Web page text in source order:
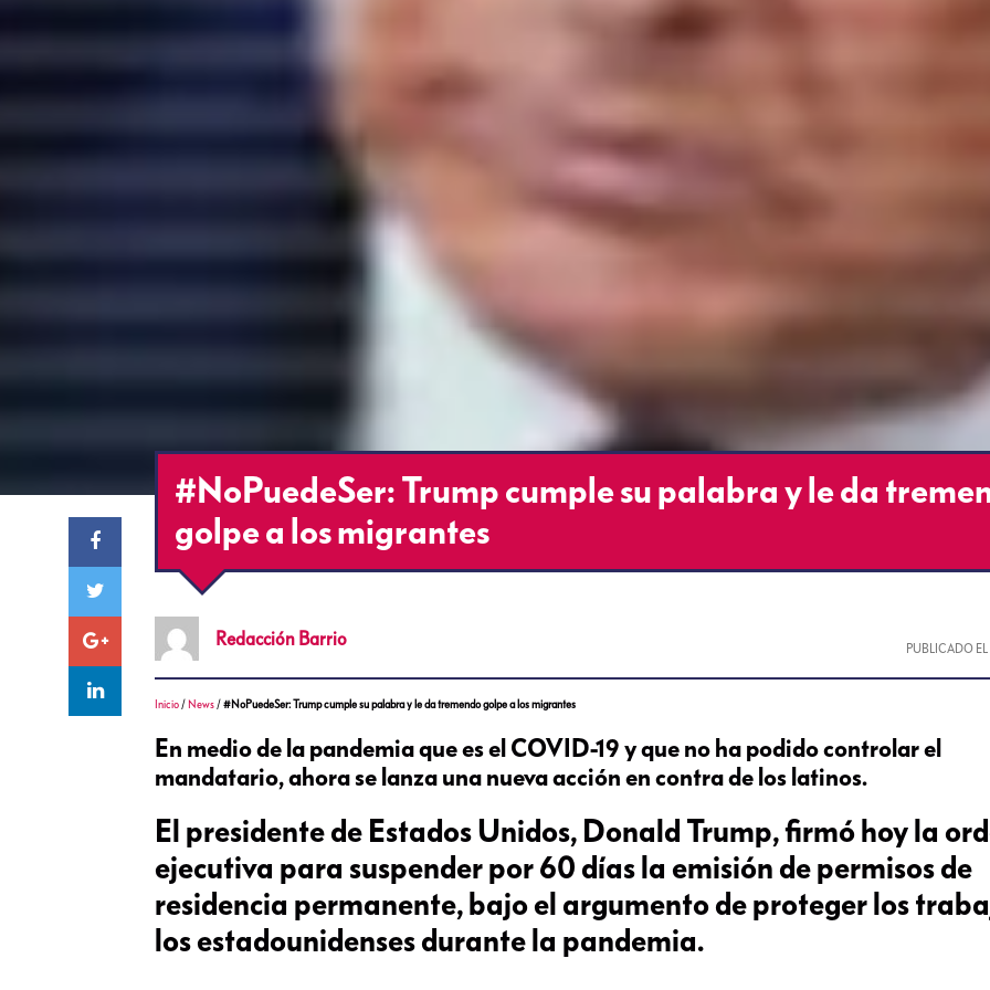
#NoPuedeSer: Trump cumple su palabra y le da
golpe a los migrantes
Redacción Barrio PUBLICADO EL
Inicio / News /#NoPuedeSer: Trump cumple su palabra y le da tremendo golpe a los migrantes
En medio de la pandemia que es el COVID-19 y que no ha podido controlar el
mandatario, ahora se lanza una nueva acción en contra de los latinos.
El presidente de Estados Unidos, Donald Trump, firmó hoy la
ejecutiva para suspender por 60 días la emisión de permisos de
residencia permanente, bajo el argumento de proteger los
los estadounidenses durante la pandemia.